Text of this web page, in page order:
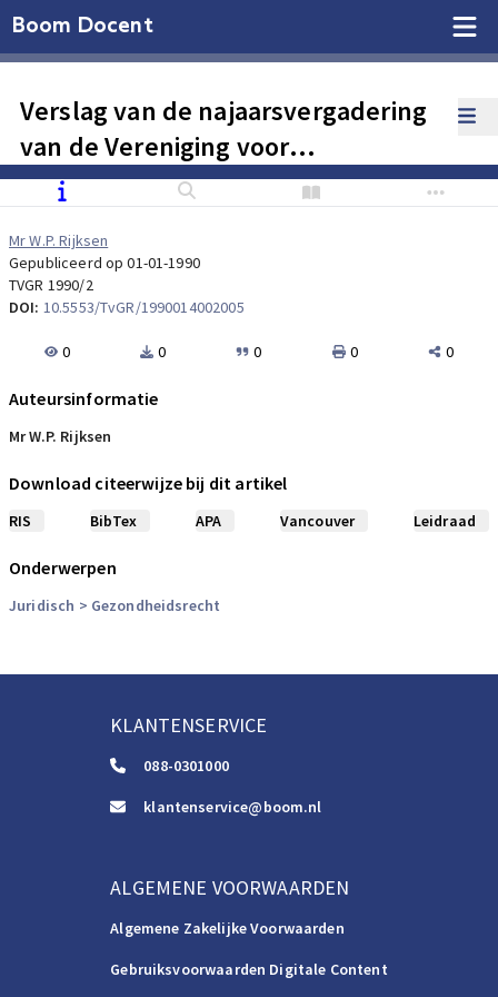
Boom Docent
Verslag van de najaarsvergadering
van de Vereniging voor
Gezondheidsrecht op 17 november
1989
Mr W.P. Rijksen
Gepubliceerd op 01-01-1990
TVGR 1990/2
DOI: 10.5553/TvGR/1990014002005
0 0 0 0 0
Auteursinformatie
Mr W.P. Rijksen
Download citeerwijze bij dit artikel
RIS BibTex APA Vancouver Leidraad
Onderwerpen
Juridisch > Gezondheidsrecht
KLANTENSERVICE
088-0301000
klantenservice@boom.nl
ALGEMENE VOORWAARDEN
Algemene Zakelijke Voorwaarden
Gebruiksvoorwaarden Digitale Content